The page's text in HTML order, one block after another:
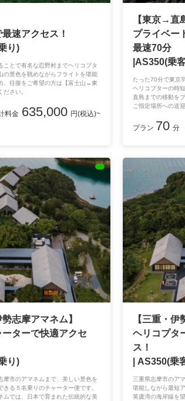
速アクセス！
り)
ことで有名な忍野村までヘリコプタ
の景色を眺めながらフライトを堪能
、往復をご希望の方は【富士山→東
さい。
料金 635,000 円(税込)~
【東京→直
プライベー
最速70分
|AS350(乗
たった70分で東京
ヘリコプターの時
直島までの移動を
ご指定場所への送
ラグジュアリーで
プラン 70 分
志摩アマネム】
ターで快適アクセ
り)
摩市のアマネムまで、美しい景色を
る５名乗りのチャーター便です。
ムでは、日本で育まれた伝統的な美
【三重・
ヘリコプタ
ス！
| AS350(乗
三重県志摩市のア
堪能しながら最短
英虞湾の海岸線を